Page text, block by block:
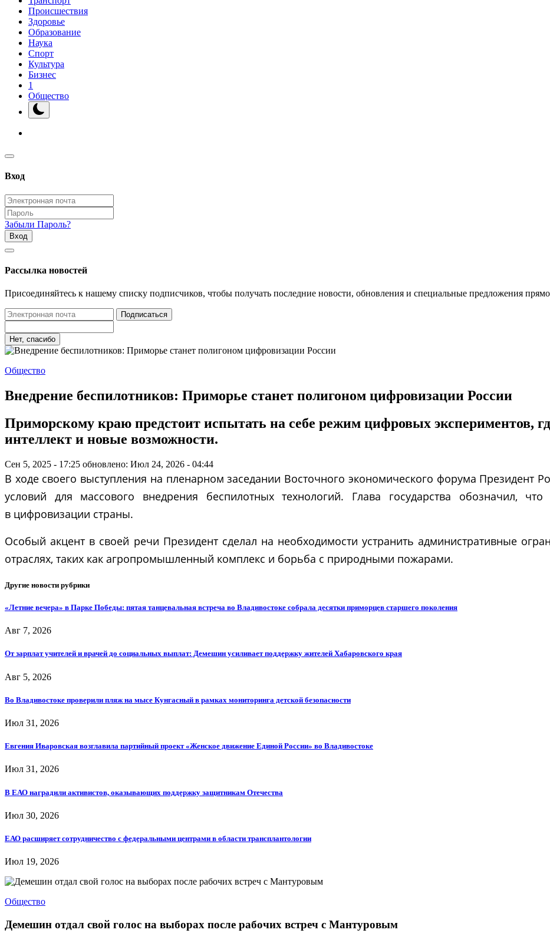
Происшествия
Здоровье
Образование
Наука
Спорт
Культура
Бизнес
1
Общество
Вход
Забыли Пароль?
Вход
Рассылка новостей
Присоединяйтесь к нашему списку подписчиков, чтобы получать последние новости, обновления и специальные предложения
Подписаться
Нет, спасибо
Общество
Внедрение беспилотников: Приморье станет полигоном цифровизации России
Приморскому краю предстоит испытать на себе режим цифровых экспериментов,
интеллект и новые возможности.
Сен 5, 2025 - 17:25 обновлено: Июл 24, 2026 - 04:44
В ходе своего выступления на пленарном заседании Восточного экономического форума Президент
условий для массового внедрения беспилотных технологий. Глава государства обозначил,
в цифровизации страны.
Особый акцент в своей речи Президент сделал на необходимости устранить административные
отраслях, таких как агропромышленный комплекс и борьба с природными пожарами.
Другие новости рубрики
«Летние вечера» в Парке Победы: пятая танцевальная встреча во Владивостоке собрала десятки приморцев старшего поколения
Авг 7, 2026
От зарплат учителей и врачей до социальных выплат: Демешин усиливает поддержку жителей Хабаровского края
Авг 5, 2026
Во Владивостоке проверили пляж на мысе Кунгасный в рамках мониторинга детской безопасности
Июл 31, 2026
Евгения Иваровская возглавила партийный проект «Женское движение Единой России» во Владивостоке
Июл 31, 2026
В ЕАО наградили активистов, оказывающих поддержку защитникам Отечества
Июл 30, 2026
ЕАО расширяет сотрудничество с федеральными центрами в области трансплантологии
Июл 19, 2026
Общество
Демешин отдал свой голос на выборах после рабочих встреч с Мантуровым